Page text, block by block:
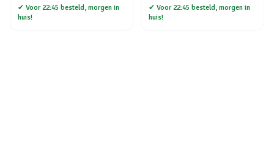
✔ Voor 22:45 besteld, morgen in
huis!
✔ Voor 22:45 besteld, morgen in
huis!